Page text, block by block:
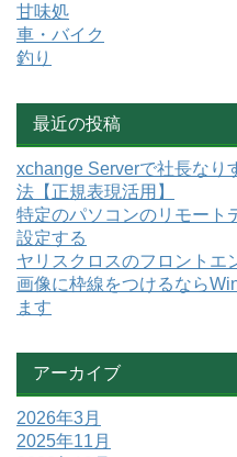
甘味処
車・バイク
釣り
最近の投稿
xchange Serverで社長なり
法【正規表現活用】
特定のパソコンのリモート
設定する
ヤリスクロスのフロントエ
画像に枠線をつけるなら
ます
アーカイブ
2026年3月
2025年11月